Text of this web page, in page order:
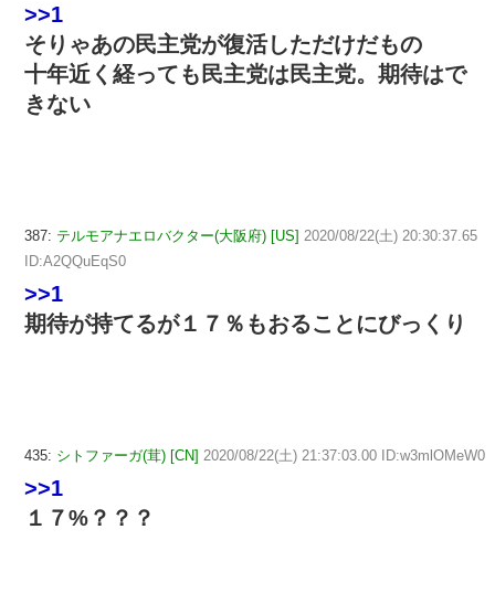
>>1
そりゃあの民主党が復活しただけだもの
十年近く経っても民主党は民主党。期待はで
きない
387: テルモアナエロバクター(大阪府) [US] 2020/08/22(土) 20:30:37.65
ID:A2QQuEqS0
>>1
期待が持てるが１７％もおることにびっくり
435: シトファーガ(茸) [CN] 2020/08/22(土) 21:37:03.00 ID:w3mlOMeW0
>>1
１７%？？？